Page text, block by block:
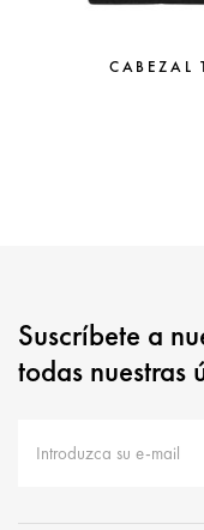
CABEZAL
Suscríbete a
todas nuestras